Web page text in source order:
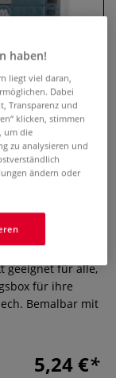
Box
geeignet für alle,
für ihre
Bemalbar mit
5,24 €
haben!
liegt viel daran,
Dabei
Transparenz und
klicken, stimmen
um die
zu analysieren und
ändern oder